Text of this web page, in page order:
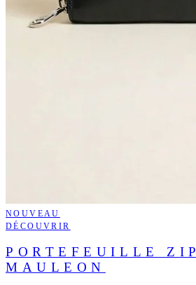
NOUVEAU
DÉCOUVRIR
PORTEFEUILLE ZIP
MAULEON